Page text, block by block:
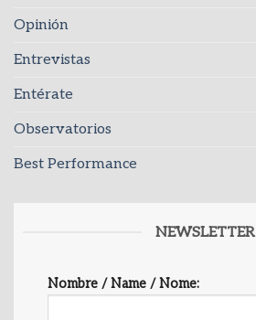
Opinión
Entrevistas
Entérate
Observatorios
Best Performance
NEWSLETTER
Nombre / Name / Nome: